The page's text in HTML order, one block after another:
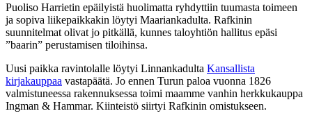
Puoliso Harrietin epäilyistä huolimatta ryhdyttiin tuumasta toimeen
ja sopiva liikepaikkakin löytyi Maariankadulta. Rafkinin
suunnitelmat olivat jo pitkällä, kunnes taloyhtiön hallitus epäsi
”baarin” perustamisen tiloihinsa.
Uusi paikka ravintolalle löytyi Linnankadulta Kansallista
kirjakauppaa vastapäätä. Jo ennen Turun paloa vuonna 1826
valmistuneessa rakennuksessa toimi maamme vanhin herkkukauppa
Ingman & Hammar. Kiinteistö siirtyi Rafkinin omistukseen.